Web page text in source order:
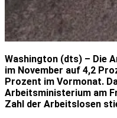
Washington (dts) – Die
im November auf 4,2
Prozent im Vormonat.
Arbeitsministerium am
Zahl der Arbeitslosen